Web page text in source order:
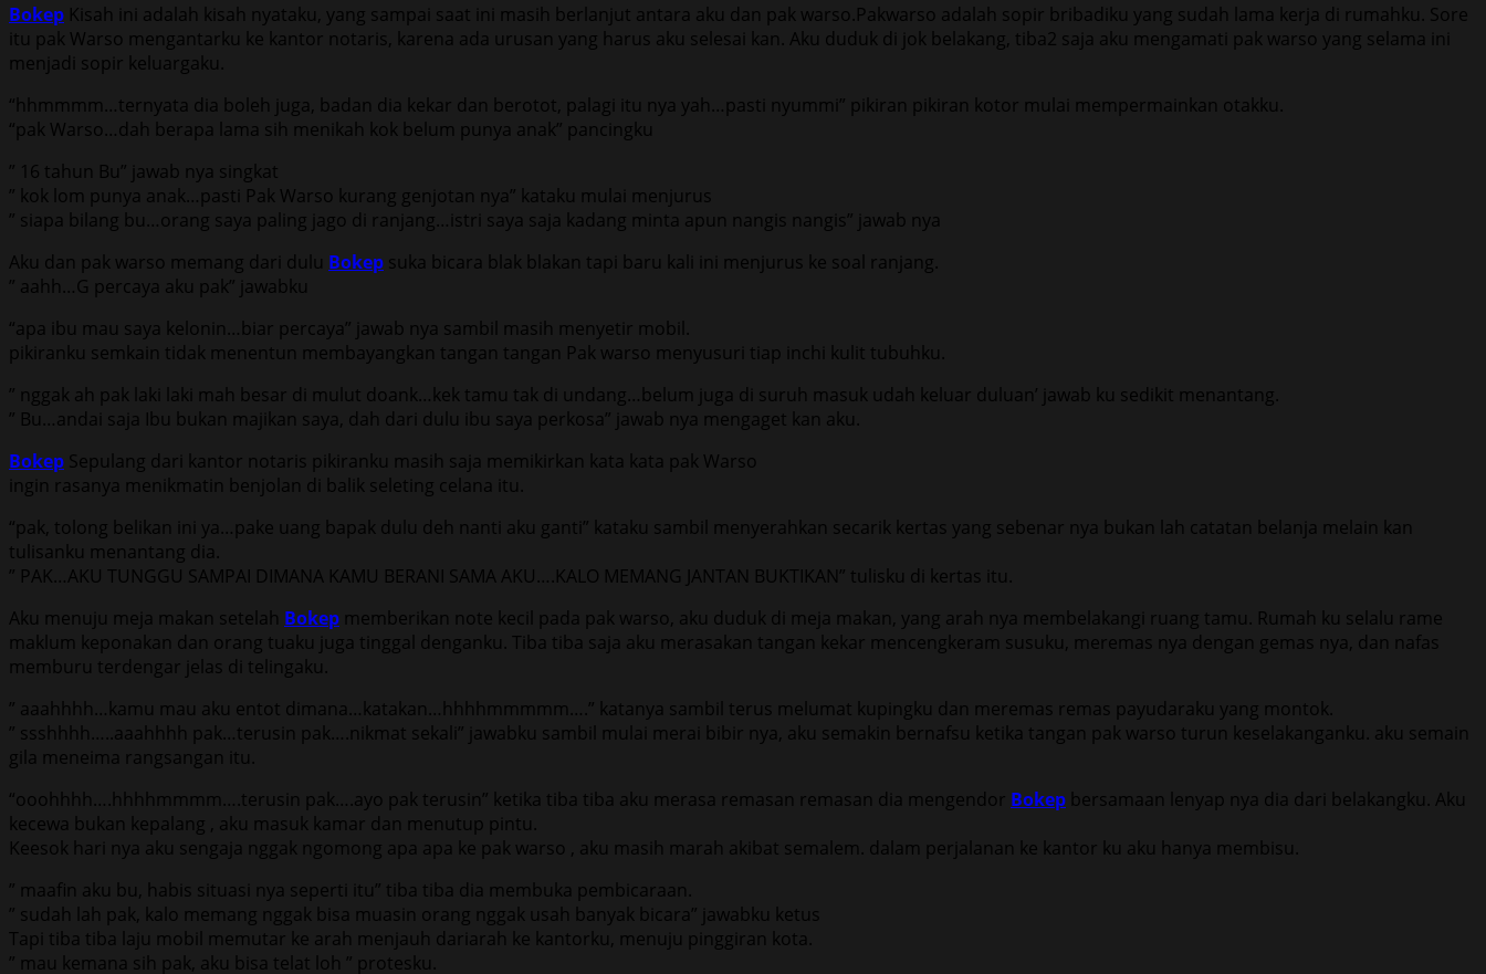
Bokep Kisah ini adalah kisah nyataku, yang sampai saat ini masih berlanjut antara aku dan pak warso.Pakwarso adalah sopir bribadiku yang sudah lama kerja di rumahku. Sore
itu pak Warso mengantarku ke kantor notaris, karena ada urusan yang harus aku selesai kan. Aku duduk di jok belakang, tiba2 saja aku mengamati pak warso yang selama ini
menjadi sopir keluargaku.
“hhmmmm…ternyata dia boleh juga, badan dia kekar dan berotot, palagi itu nya yah…pasti nyummi” pikiran pikiran kotor mulai mempermainkan otakku.
“pak Warso…dah berapa lama sih menikah kok belum punya anak” pancingku
” 16 tahun Bu” jawab nya singkat
” kok lom punya anak…pasti Pak Warso kurang genjotan nya” kataku mulai menjurus
” siapa bilang bu…orang saya paling jago di ranjang…istri saya saja kadang minta apun nangis nangis” jawab nya
Aku dan pak warso memang dari dulu Bokep suka bicara blak blakan tapi baru kali ini menjurus ke soal ranjang.
” aahh…G percaya aku pak” jawabku
“apa ibu mau saya kelonin…biar percaya” jawab nya sambil masih menyetir mobil.
pikiranku semkain tidak menentun membayangkan tangan tangan Pak warso menyusuri tiap inchi kulit tubuhku.
” nggak ah pak laki laki mah besar di mulut doank…kek tamu tak di undang…belum juga di suruh masuk udah keluar duluan’ jawab ku sedikit menantang.
” Bu…andai saja Ibu bukan majikan saya, dah dari dulu ibu saya perkosa” jawab nya mengaget kan aku.
Bokep Sepulang dari kantor notaris pikiranku masih saja memikirkan kata kata pak Warso
ingin rasanya menikmatin benjolan di balik seleting celana itu.
“pak, tolong belikan ini ya…pake uang bapak dulu deh nanti aku ganti” kataku sambil menyerahkan secarik kertas yang sebenar nya bukan lah catatan belanja melain kan
tulisanku menantang dia.
” PAK…AKU TUNGGU SAMPAI DIMANA KAMU BERANI SAMA AKU….KALO MEMANG JANTAN BUKTIKAN” tulisku di kertas itu.
Aku menuju meja makan setelah Bokep memberikan note kecil pada pak warso, aku duduk di meja makan, yang arah nya membelakangi ruang tamu. Rumah ku selalu rame
maklum keponakan dan orang tuaku juga tinggal denganku. Tiba tiba saja aku merasakan tangan kekar mencengkeram susuku, meremas nya dengan gemas nya, dan nafas
memburu terdengar jelas di telingaku.
” aaahhhh…kamu mau aku entot dimana…katakan…hhhhmmmmm….” katanya sambil terus melumat kupingku dan meremas remas payudaraku yang montok.
” ssshhhh…..aaahhhh pak…terusin pak….nikmat sekali” jawabku sambil mulai merai bibir nya, aku semakin bernafsu ketika tangan pak warso turun keselakanganku. aku semain
gila meneima rangsangan itu.
“ooohhhh….hhhhmmmm….terusin pak….ayo pak terusin” ketika tiba tiba aku merasa remasan remasan dia mengendor Bokep bersamaan lenyap nya dia dari belakangku. Aku
kecewa bukan kepalang , aku masuk kamar dan menutup pintu.
Keesok hari nya aku sengaja nggak ngomong apa apa ke pak warso , aku masih marah akibat semalem. dalam perjalanan ke kantor ku aku hanya membisu.
” maafin aku bu, habis situasi nya seperti itu” tiba tiba dia membuka pembicaraan.
” sudah lah pak, kalo memang nggak bisa muasin orang nggak usah banyak bicara” jawabku ketus
Tapi tiba tiba laju mobil memutar ke arah menjauh dariarah ke kantorku, menuju pinggiran kota.
” mau kemana sih pak, aku bisa telat loh ” protesku.